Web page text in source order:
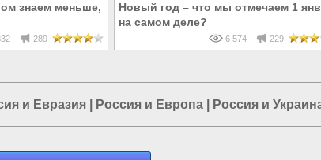
знаем меньше,
289
Новый год – что мы отмечаем 1
на самом деле?
6 574 229
и Евразия Россия и Европа Россия и